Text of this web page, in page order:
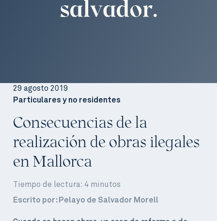
29 agosto 2019
Particulares y no residentes
Consecuencias de la
realización de obras ilegales
en Mallorca
Tiempo de lectura: 4 minutos
Escrito por: Pelayo de Salvador Morell